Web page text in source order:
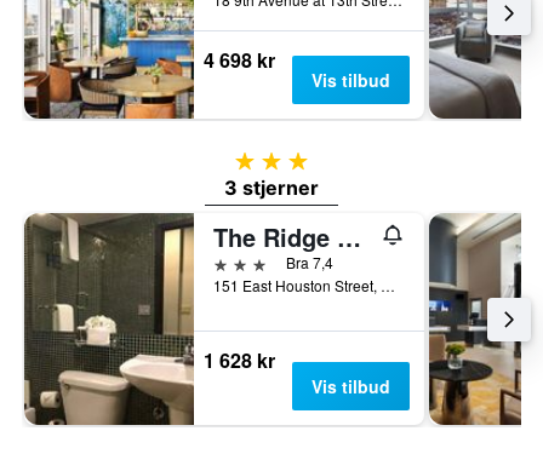
4 698 kr
Vis tilbud
3 stjerner
3 stjerner
The Ridge Hotel
3 stjernerBra 7,4
151 East Houston Street, New York, NY, USA
1 628 kr
Vis tilbud